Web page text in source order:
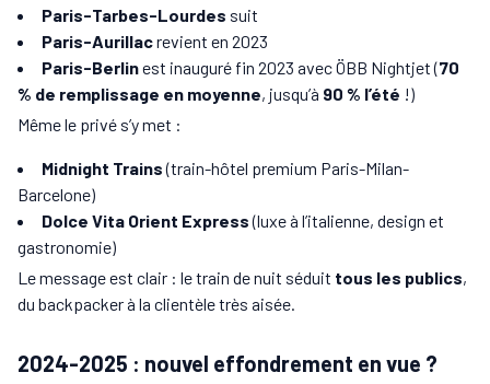
Paris-Tarbes-Lourdes suit
Paris-Aurillacrevient en 2023
Paris-Berlinest inauguré fin 2023 avec ÖBB Nightjet (70
% de remplissage en moyenne, jusqu’à 90 % l’été !)
Même le privé s’y met :
Midnight Trains(train-hôtel premium Paris-Milan-
Barcelone)
Dolce Vita Orient Express(luxe à l’italienne, design et
gastronomie)
Le message est clair : le train de nuit séduit tous les publics,
du backpacker à la clientèle très aisée.
2024-2025 : nouvel effondrement en vue ?